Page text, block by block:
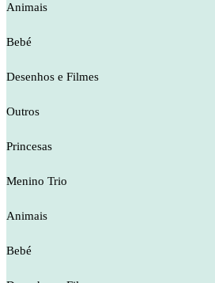
Animais
Bebé
Desenhos e Filmes
Outros
Princesas
Menino Trio
Animais
Bebé